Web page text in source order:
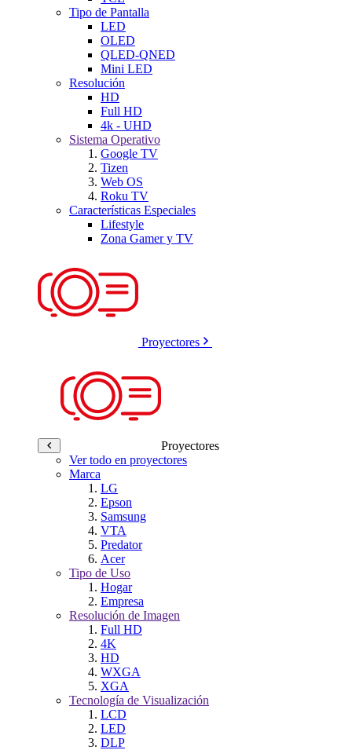
Tipo de Pantalla
LED
OLED
QLED-QNED
Mini LED
Resolución
HD
Full HD
4k - UHD
Sistema Operativo
Google TV
Tizen
Web OS
Roku TV
Características Especiales
Lifestyle
Zona Gamer y TV
Proyectores
Proyectores
Ver todo en proyectores
Marca
LG
Epson
Samsung
VTA
Predator
Acer
Tipo de Uso
Hogar
Empresa
Resolución de Imagen
Full HD
4K
HD
WXGA
XGA
Tecnología de Visualización
LCD
LED
DLP